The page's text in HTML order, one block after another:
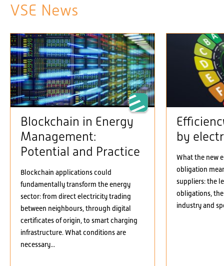
VSE News
Blockchain in Energy
Management:
Potential and Practice
Blockchain applications could
fundamentally transform the energy
sector: from direct electricity trading
between neighbours, through digital
certificates of origin, to smart charging
infrastructure. What conditions are
necessary...
by
What the new
obligation
suppliers: the
obligations,
industry and